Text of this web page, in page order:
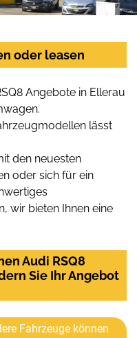
oder leasen
Angebote in Ellerau
lässt
den neuesten
oder sich für ein
wir bieten Ihnen eine
Audi RSQ8
Sie Ihr Angebot
Fahrzeuge können